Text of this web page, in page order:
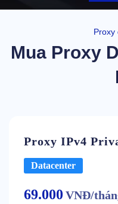
Proxy
Mua Proxy
Proxy IPv4
Datacenter
69.000 VNĐ/